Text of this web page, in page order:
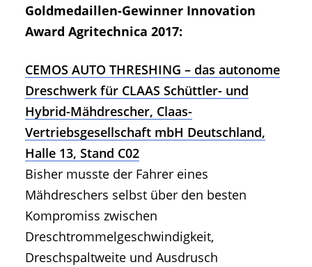
Goldmedaillen-Gewinner Innovation
Award Agritechnica 2017:
CEMOS AUTO THRESHING – das autonome
Dreschwerk für CLAAS Schüttler- und
Hybrid-Mähdrescher, Claas-
Vertriebsgesellschaft mbH Deutschland,
Halle 13, Stand C02
Bisher musste der Fahrer eines
Mähdreschers selbst über den besten
Kompromiss zwischen
Dreschtrommelgeschwindigkeit,
Dreschspaltweite und Ausdrusch